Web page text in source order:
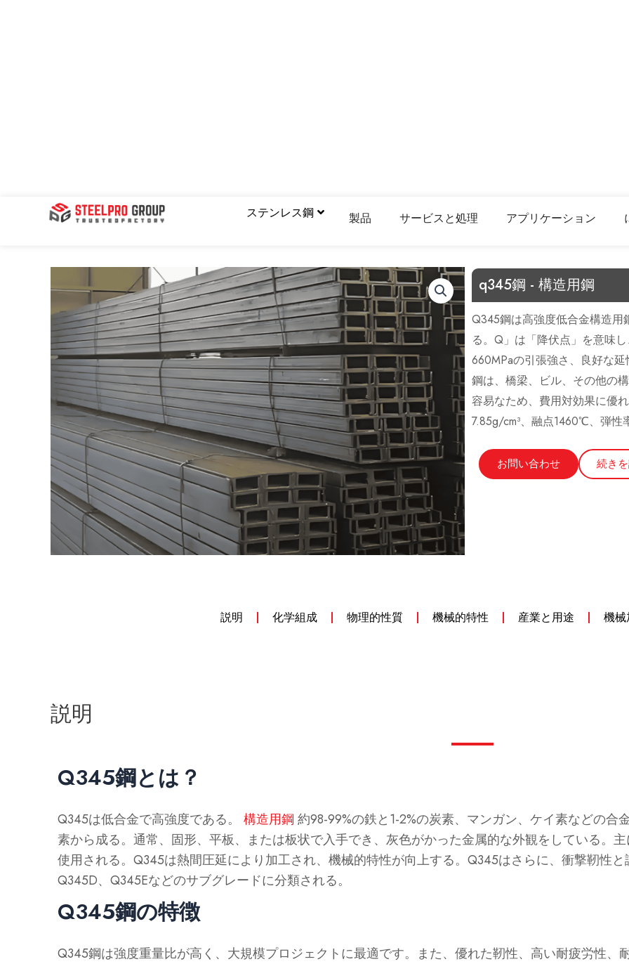
ステンレス鋼 製品 サービスと処理 アプリケーション
q345鋼 - 構造用鋼
Q345鋼は高強度低合金構造
る。Q」は「降伏点」を意味
660MPaの引張強さ、良好な
鋼は、橋梁、ビル、その他の
容易なため、費用対効果に優
7.85g/cm³、融点1460℃、弾性
お問い合わせ 続き
説明 化学組成 物理的性質 機械的特性 産業と用途 機
説明
Q345鋼とは？
Q345は低合金で高強度である。 構造用鋼 約98-99%の鉄と1-2%の炭素、マンガン、ケイ素などの
素から成る。通常、固形、平板、または板状で入手でき、灰色がかった金属的な外観をしている。
使用される。Q345は熱間圧延により加工され、機械的特性が向上する。Q345はさらに、衝撃靭性
Q345D、Q345Eなどのサブグレードに分類される。
Q345鋼の特徴
Q345鋼は強度重量比が高く、大規模プロジェクトに最適です。また、優れた靭性、高い耐疲労性、